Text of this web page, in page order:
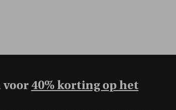
voor40% korting op het